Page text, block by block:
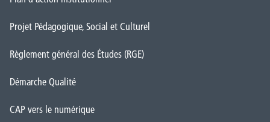
Projet Pédagogique, Social et Culturel
Règlement général des Études (RGE)
Démarche Qualité
CAP vers le numérique